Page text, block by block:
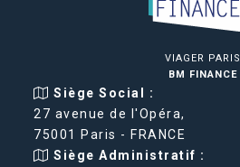
VIAGER PARIS
BM FINANCE
Siège Social :
27 avenue de l'Opéra,
75001 Paris - FRANCE
Siège Administratif :